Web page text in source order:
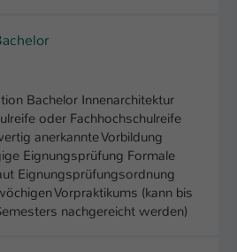
Bachelor Innenarchitektur
oder Fachhochschulreife
anerkannte Vorbildung
Eignungsprüfung Formale
Eignungsprüfungsordnung
Vorpraktikums (kann bis
nachgereicht werden)
teilt der Webseite mit, ob
ist und Rechte besitzt diese